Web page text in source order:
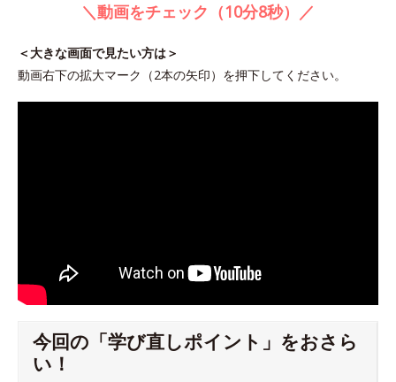
＼動画をチェック（10分8秒）／
＜大きな画面で見たい方は＞
動画右下の拡大マーク（2本の矢印）を押下してください。
今回の「学び直しポイント」をおさら
い！